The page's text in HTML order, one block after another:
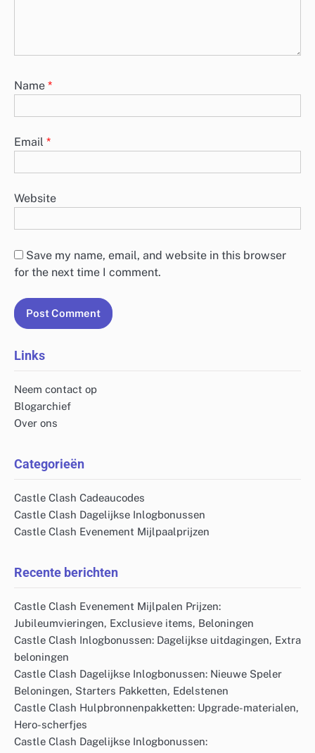
Name *
Email *
Website
Save my name, email, and website in this browser
for the next time I comment.
Links
Neem contact op
Blogarchief
Over ons
Categorieën
Castle Clash Cadeaucodes
Castle Clash Dagelijkse Inlogbonussen
Castle Clash Evenement Mijlpaalprijzen
Recente berichten
Castle Clash Evenement Mijlpalen Prijzen:
Jubileumvieringen, Exclusieve items, Beloningen
Castle Clash Inlogbonussen: Dagelijkse uitdagingen, Extra
beloningen
Castle Clash Dagelijkse Inlogbonussen: Nieuwe Speler
Beloningen, Starters Pakketten, Edelstenen
Castle Clash Hulpbronnenpakketten: Upgrade-materialen,
Hero-scherfjes
Castle Clash Dagelijkse Inlogbonussen: